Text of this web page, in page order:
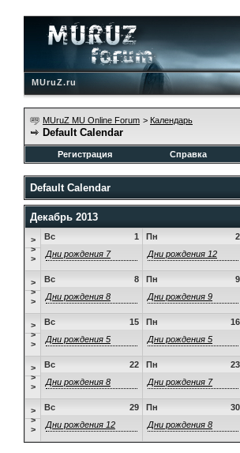
MUruZ.ru
MUruZ MU Online Forum > Календарь
Default Calendar
Регистрация Справка
Default Calendar
Декабрь 2013
>
>
>
1
Вс
Дни рождения 7
2
Пн
Дни рождения 12
>
>
>
8
Вс
Дни рождения 8
9
Пн
Дни рождения 9
>
>
>
15
Вс
Дни рождения 5
16
Пн
Дни рождения 5
>
>
>
22
Вс
Дни рождения 8
23
Пн
Дни рождения 7
>
>
>
29
Вс
Дни рождения 12
30
Пн
Дни рождения 8